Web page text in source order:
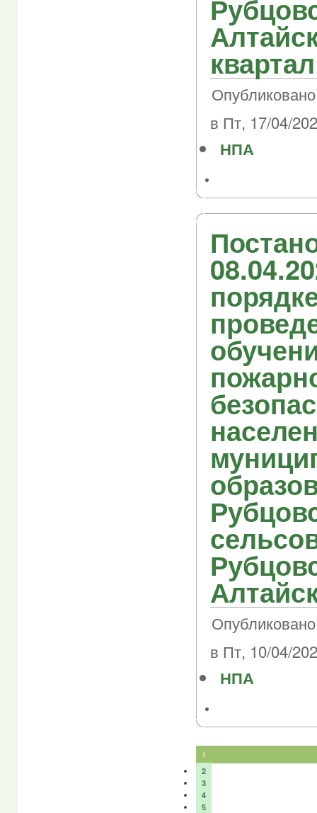
в Пт, 17/04/
НПА
в Пт, 10/04/
НПА
1
2
3
4
5